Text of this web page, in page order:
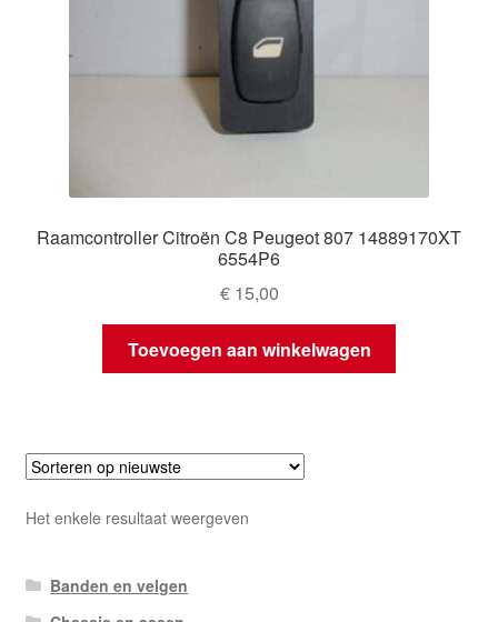
Raamcontroller Citroën C8 Peugeot 807 14889170XT
6554P6
€15,00
Toevoegen aan winkelwagen
Het enkele resultaat weergeven
Banden en velgen